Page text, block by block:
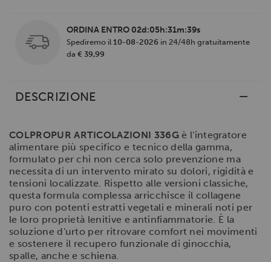
ORDINA ENTRO 02d:05h:31m:38s
Spediremo il 10-08-2026 in 24/48h gratuitamente
da € 39,99
DESCRIZIONE
COLPROPUR ARTICOLAZIONI 336Gè l'integratore
alimentare più specifico e tecnico della gamma,
formulato per chi non cerca solo prevenzione ma
necessita di un intervento mirato su dolori, rigidità e
tensioni localizzate. Rispetto alle versioni classiche,
questa formula complessa arricchisce il collagene
puro con potenti estratti vegetali e minerali noti per
le loro proprietà lenitive e antinfiammatorie. È la
soluzione d'urto per ritrovare comfort nei movimenti
e sostenere il recupero funzionale di ginocchia,
spalle, anche e schiena.